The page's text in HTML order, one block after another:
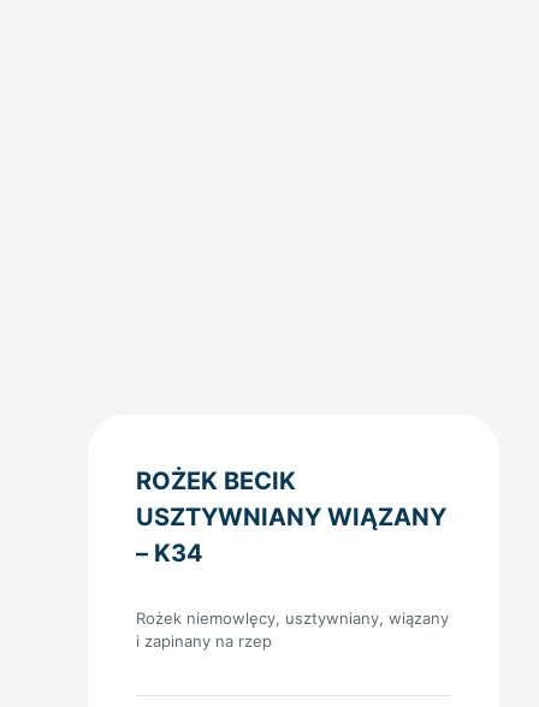
ROŻEK BECIK
USZTYWNIANY WIĄZANY
– K34
Rożek niemowlęcy, usztywniany, wiązany
i zapinany na rzep